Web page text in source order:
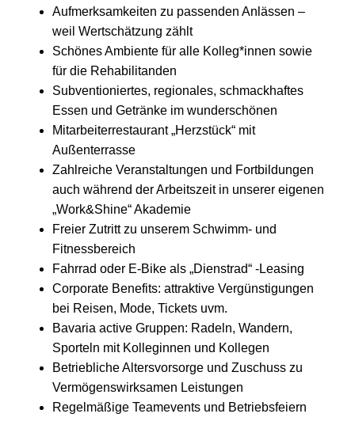
Aufmerksamkeiten zu passenden Anlässen –
weil Wertschätzung zählt
Schönes Ambiente für alle Kolleg*innen sowie
für die Rehabilitanden
Subventioniertes, regionales, schmackhaftes
Essen und Getränke im wunderschönen
Mitarbeiterrestaurant „Herzstück“ mit
Außenterrasse
Zahlreiche Veranstaltungen und Fortbildungen
auch während der Arbeitszeit in unserer eigenen
„Work&Shine“ Akademie
Freier Zutritt zu unserem Schwimm- und
Fitnessbereich
Fahrrad oder E-Bike als „Dienstrad“ -Leasing
Corporate Benefits: attraktive Vergünstigungen
bei Reisen, Mode, Tickets uvm.
Bavaria active Gruppen: Radeln, Wandern,
Sporteln mit Kolleginnen und Kollegen
Betriebliche Altersvorsorge und Zuschuss zu
Vermögenswirksamen Leistungen
Regelmäßige Teamevents und Betriebsfeiern